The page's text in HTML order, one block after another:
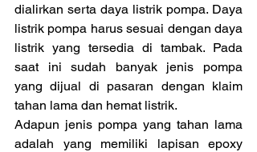
dialirkan serta daya listrik pompa. Daya
listrik pompa harus sesuai dengan daya
listrik yang tersedia di tambak. Pada
saat ini sudah banyak jenis pompa
yang dijual di pasaran dengan klaim
tahan lama dan hemat listrik.
Adapun jenis pompa yang tahan lama
adalah yang memiliki lapisan epoxy